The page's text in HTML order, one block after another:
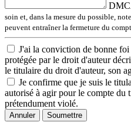
soin et, dans la mesure du possible,
peuvent entraîner la fermeture du
J'ai la conviction de bonne
protégée par le droit d'auteur
le titulaire du droit d'auteur, son
Je confirme que je suis le
autorisé à agir pour le compte
prétendument violé.
Annuler Soumettre